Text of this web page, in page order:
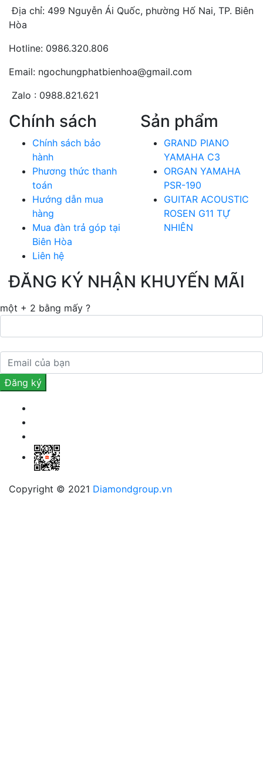
Địa chỉ: 499 Nguyễn Ái Quốc, phường Hố Nai, TP. Biên
Hòa
Hotline: 0986.320.806
Email: ngochungphatbienhoa@gmail.com
Zalo : 0988.821.621
Chính sách
Chính sách bảo
hành
Phương thức thanh
toán
Hướng dẫn mua
hàng
Mua đàn trả góp tại
Biên Hòa
Liên hệ
Sản phẩm
GRAND PIANO
YAMAHA C3
ORGAN YAMAHA
PSR-190
GUITAR ACOUSTIC
ROSEN G11 TỰ
NHIÊN
ĐĂNG KÝ NHẬN KHUYẾN MÃI
một + 2 bằng mấy ?
Copyright © 2021 Diamondgroup.vn